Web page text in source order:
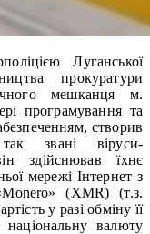
Луганської
прокуратури
мешканця м.
програмування та
створив
звані віруси-
здійснював їхнє
мережі Інтернет з
(XMR) (т.з.
у разі обміну її
валюту